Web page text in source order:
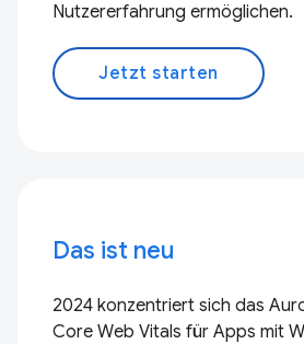
Nutzererfahrung ermöglichen.
Jetzt starten
Das ist neu
2024 konzentriert sich das
Core Web Vitals für Apps mit